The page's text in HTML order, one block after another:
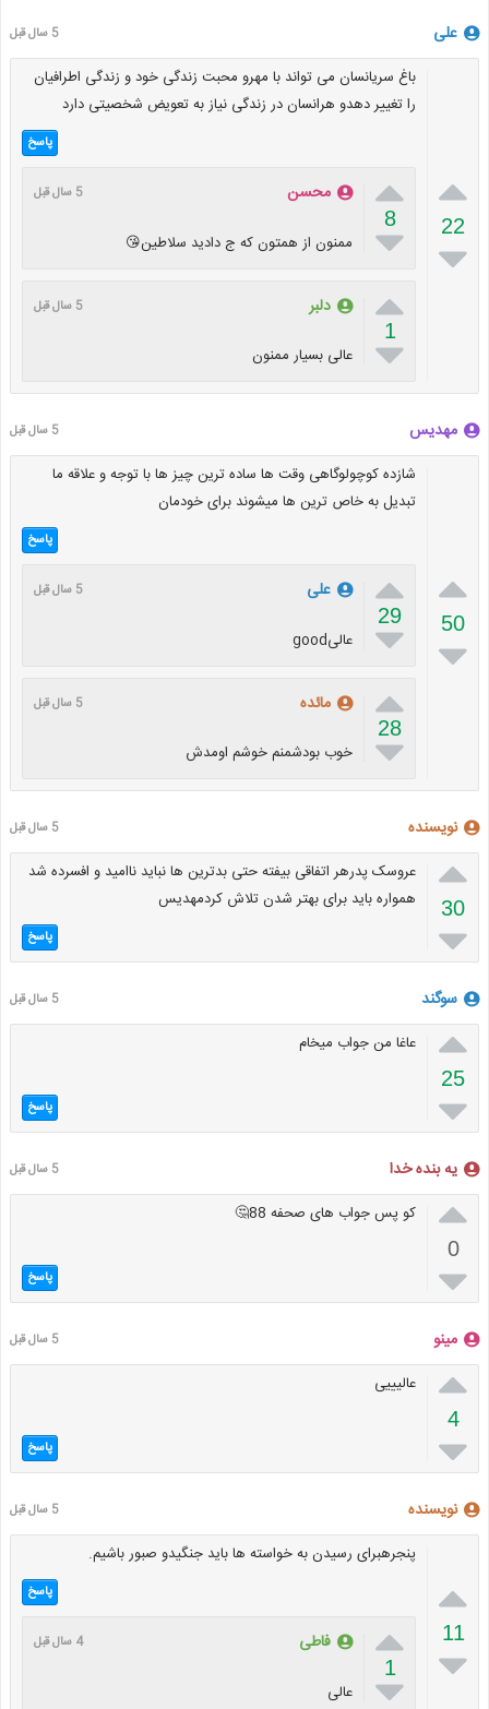
علی 5 سال قبل

22

باغ سریانسان می تواند با مهرو محبت زندگی خود و زندگی اطرافیان
را تغییر دهدو هرانسان در زندگی نیاز به تعویض شخصیتی دارد
پاسخ

8

محسن 5 سال قبل
ممنون از همتون که ج دادید سلاطین😘

1

دلبر‌ 5 سال قبل
عالی بسیار ممنون
مهدیس 5 سال قبل

50

شازده کوچولوگاهی وقت ها ساده ترین چیز ها با توجه و علاقه ما
تبدیل به خاص ترین ها میشوند برای خودمان
پاسخ

29

علی 5 سال قبل
عالیgood

28

مائده 5 سال قبل
خوب بودشمنم خوشم اومدش
نویسنده 5 سال قبل

30

عروسک پدرهر اتفاقی بیفته حتی بدترین ها نباید ناامید و افسرده شد
همواره باید برای بهتر شدن تلاش کردمهدیس
پاسخ
سوگند 5 سال قبل

25

عاغا من جواب ميخام
پاسخ
یه بنده خدا 5 سال قبل

0

کو پس جواب های صحفه 88🤔
پاسخ
مینو 5 سال قبل

4

عالیییی
پاسخ
نویسنده 5 سال قبل

11

پنجرهبرای رسیدن به خواسته ها باید جنگیدو صبور باشیم.
پاسخ

1

فاطی 4 سال قبل
عالی